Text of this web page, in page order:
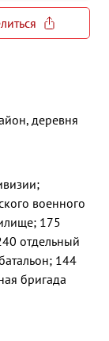
деревня
военного
175
отдельный
144
бригада